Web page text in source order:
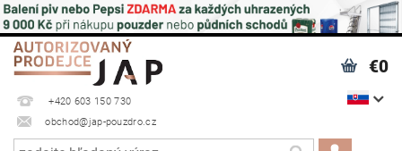
+420 603 150 730
obchod@jap-pouzdro.cz
€0